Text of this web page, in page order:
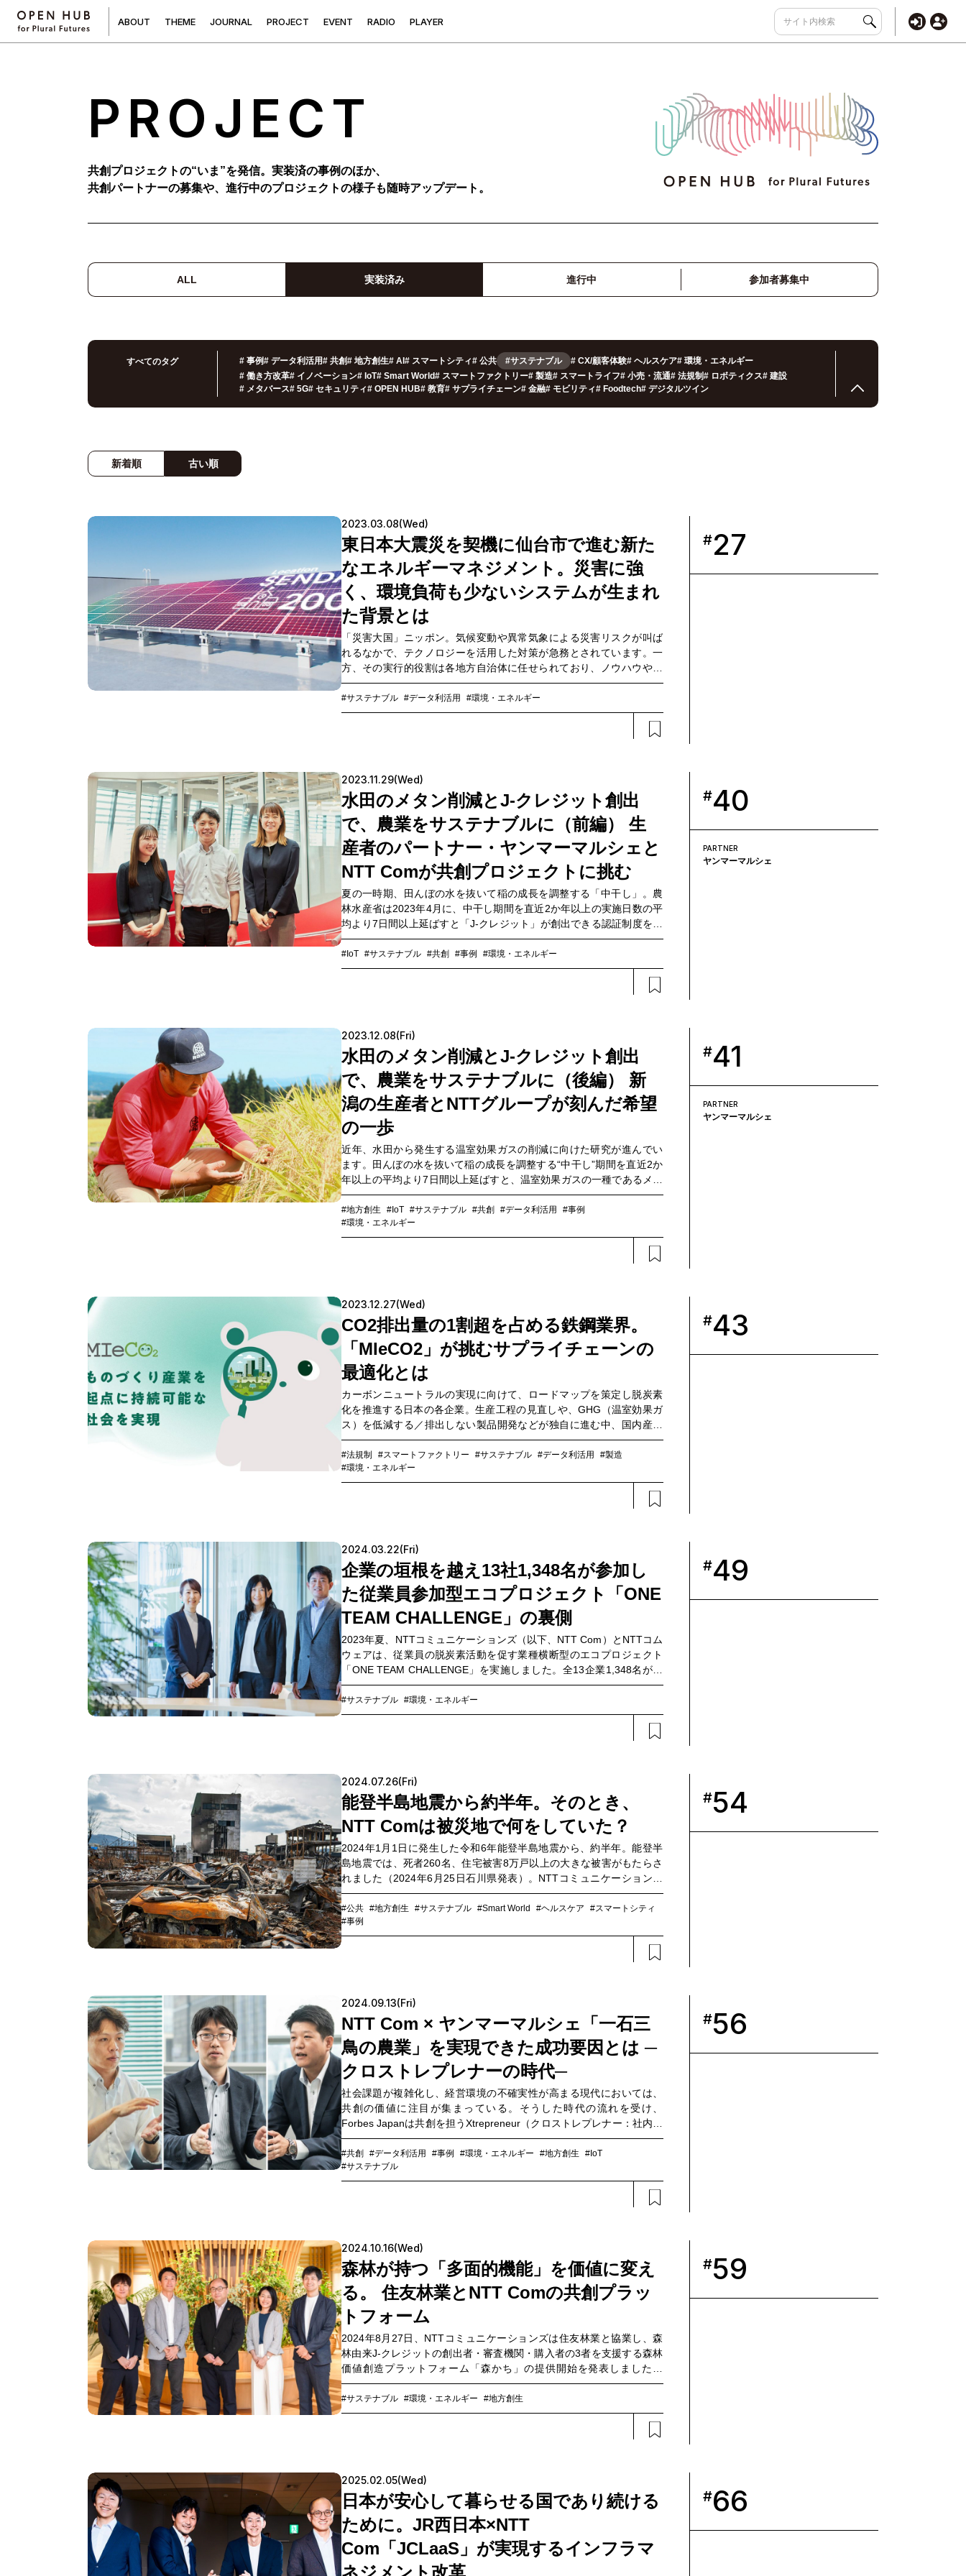
ABOUT THEME JOURNAL PROJECT EVENT RADIO PLAYER
PROJECT
共創プロジェクトの“いま”を発信。実装済の事例のほか、
共創パートナーの募集や、進行中のプロジェクトの様子も随時アップデート。
ALL 実装済み 進行中 参加者募集中
すべてのタグ # 事例# データ利活用# 共創# 地方創生# AI # スマートシティ# 公共 #サステナブル # CX/顧客体験# ヘルスケア# 環境・エネルギー
# 働き方改革# イノベーション# IoT# Smart World# スマートファクトリー# 製造# スマートライフ# 小売・流通# 法規制# ロボティクス# 建設
# メタバース# 5G# セキュリティ# OPEN HUB# 教育# サプライチェーン# 金融# モビリティ# Foodtech# デジタルツイン
新着順 古い順
2023.03.08(Wed)
東日本大震災を契機に仙台市で進む新た
なエネルギーマネジメント。災害に強
く、環境負荷も少ないシステムが生まれ
た背景とは
「災害大国」ニッポン。気候変動や異常気象による災害リスクが叫ば
れるなかで、テクノロジーを活用した対策が急務とされています。一
方、その実行的役割は各地方自治体に任せられており、ノウハウや知
見が蓄積されにくいという難しさもあります。現在、仙台市とNTTド
コモ、東北大学が行っている共同プロジェクトでは、災害対策と経済
性、脱炭素移行を同時に叶える「災害対応型エネルギーマネジメン
#サステナブル #データ利活用 #環境・エネルギー
#27
2023.11.29(Wed)
水田のメタン削減とJ-クレジット創出
で、農業をサステナブルに（前編） 生
産者のパートナー・ヤンマーマルシェと
NTT Comが共創プロジェクトに挑む
夏の一時期、田んぼの水を抜いて稲の成長を調整する「中干し」。農
林水産省は2023年4月に、中干し期間を直近2か年以上の実施日数の平
均より7日間以上延ばすと「J-クレジット」が創出できる認証制度をス
タートしました。「J-クレジット」とは、温室効果ガスの排出を削減、
あるいは吸収につながる取り組みを行った証明書となり、「カーボン
クレジット」として市場での売買も可能になります。中干し期間を7日
期待されています。しかし、7日間の期間延長は簡単ではなく、圃場
可能性があります。さらにはデータの記録や申請手続きなど、実現に
あたりいくつものハードルがあります。そこで注目されるのが、ICTの
提供などで農業をサポートする支援事業者の役割です。前編では、初
年度の取り組みに共同参画したヤンマーマルシェの井口有紗氏と、
NTTコミュニケーションズ（以下、NTT Com）の水島大地、長谷川あ
おいに、このプロジェクトへの思いと共創を通して見えてきた可能性
や今後の展望を聞きました。
#IoT #サステナブル #共創 #事例 #環境・エネルギー
#40
PARTNER
ヤンマーマルシェ
2023.12.08(Fri)
水田のメタン削減とJ-クレジット創出
で、農業をサステナブルに（後編） 新
潟の生産者とNTTグループが刻んだ希望
の一歩
近年、水田から発生する温室効果ガスの削減に向けた研究が進んでい
ます。田んぼの水を抜いて稲の成長を調整する“中干し”期間を直近2か
年以上の平均より7日間以上延ばすと、温室効果ガスの一種であるメタ
ンの排出量を約3割削減できることが確認されています。2023年4月農
林水産省は、中干し期間を延長してメタン排出の削減に寄与すると、
金銭価値に置き換えられる「J-クレジット」が得られる認証制度をスタ
ートしました。後編では、中干し延長の取り組みに挑むパイオニアと
して、新潟県の津南町にて行った取り組みをご紹介。農業法人 麓（ろ
するNTTコミュニケーションズ（以下、NTT Com）の水島大地に、新
米が並ぶ麓の事務所で話を聞きました。
#地方創生 #IoT #サステナブル #共創 #データ利活用
#事例
#環境・エネルギー
#41
PARTNER
ヤンマーマルシェ
2023.12.27(Wed)
CO2排出量の1割超を占める鉄鋼業界。
「MIeCO2」が挑むサプライチェーンの
最適化とは
カーボンニュートラルの実現に向けて、ロードマップを策定し脱炭素
化を推進する日本の各企業。生産工程の見直しや、GHG（温室効果ガ
ス）を低減する／排出しない製品開発などが独自に進む中、国内産業
においてCO2排出量が多いとされている鉄鋼業界でも、新しい取り組
みが始まっています。
#法規制 #スマートファクトリー #サステナブル #データ利活用
#製造
#環境・エネルギー
#43
2024.03.22(Fri)
企業の垣根を越え13社1,348名が参加し
た従業員参加型エコプロジェクト「ONE
TEAM CHALLENGE」の裏側
2023年夏、NTTコミュニケーションズ（以下、NTT Com）とNTTコム
ウェアは、従業員の脱炭素活動を促す業種横断型のエコプロジェクト
「ONE TEAM CHALLENGE」を実施しました。全13企業1,348名が参
加した同プロジェクトでは、「従業員一人ひとりのエコアクションに
よってどれだけCO 2 削減に貢献したかを数値で可視化できるアプリケ
ーション」と、「データを分析して企業ごとに傾向の把握や比較がで
ウェアの佐藤千晴に、プロジェクトの狙いと展望について話を聞きま
した。
#サステナブル #環境・エネルギー
#49
2024.07.26(Fri)
能登半島地震から約半年。そのとき、
NTT Comは被災地で何をしていた？
2024年1月1日に発生した令和6年能登半島地震から、約半年。能登半
島地震では、死者260名、住宅被害8万戸以上の大きな被害がもたらさ
れました（2024年6月25日石川県発表）。NTTコミュニケーションズ
（以下、NTT Com）は地震発生直後から非常態勢に移行し、NTTグル
ープ各社と連携をとりながら、災害対応業務・支援を開始。通信事業
者として、有事のタイミングに何ができるのか。NTT Comの各拠点の
各担当者も自ら考え、行動しました。その中には、避難所へのデジタ
ルサイネージの設置、オンライン再診サービス、低軌道衛星によるイ
べき災害時のBCP（事業継続計画／Business Continuity Planning）に
ついて話を聞きました。
#公共 #地方創生 #サステナブル #Smart World #ヘルスケア
#スマートシティ
#事例
#54
2024.09.13(Fri)
NTT Com × ヤンマーマルシェ「一石三
鳥の農業」を実現できた成功要因とは ─
クロストレプレナーの時代─
社会課題が複雑化し、経営環境の不確実性が高まる現代においては、
共創の価値に注目が集まっている。そうした時代の流れを受け、
Forbes Japanは共創を担うXtrepreneur（クロストレプレナー：社内に
おいて他社とともに変革を起こそうとする者）を表彰するアワード
「Xtrepreneur AWARD」を開催している。2023年度の同アワードGX/
カーボンニュートラル部門では、NTTコミュニケーションズ（以下、
NTT Com）とヤンマーマルシェによるプロジェクト『水稲栽培による
中干し期間の延長によるJ-クレジットの創出』が受賞した。稲作農家の
ジェクトの現在地について両社のXtrepreneurである、ヤンマーマルシ
ェ フードソリューション部 農産部 穀物グループ専任課長の野田修平
（以下、野田）、同部農産グループの相澤孝正（以下、相澤）、
NTT Comビジネスソリューション本部ソリューションサービス部
ICTイノベーション部門の水島大地（以下、水島）に聞いた。
#共創 #データ利活用 #事例 #環境・エネルギー #地方創生
#IoT
#サステナブル
#56
2024.10.16(Wed)
森林が持つ「多面的機能」を価値に変え
る。 住友林業とNTT Comの共創プラッ
トフォーム
2024年8月27日、NTTコミュニケーションズは住友林業と協業し、森
林由来J-クレジットの創出者・審査機関・購入者の3者を支援する森林
価値創造プラットフォーム「森かち」の提供開始を発表しました。
「森かち」はカーボンクレジットの一種である森林由来のJ-クレジット
*1の創出から審査、取引までを包括的に支援するサービスです。クレジ
ットの創出者、審査機関、購入者それぞれに対してGIS（地理情報シス
プラットフォームを生み出したのでしょうか？そして、どのようにプ
ラットフォームを作り出したのでしょうか？ 同プロジェクトに参加し
た、住友林業株式会社の曽根佑太氏と森洋子氏、NTTコミュニケーシ
ョンズの鈴木与一、藤浪俊企、小笠原正人に話を聞きました。
由来J-クレジットとは、間伐などの森林の適切な管理を行うことによる
CO2吸収量をクレジットとして国が認証したものです。*2: NTTCom調
べ
#サステナブル #環境・エネルギー #地方創生
#59
2025.02.05(Wed)
日本が安心して暮らせる国であり続ける
ために。JR西日本×NTT
Com「JCLaaS」が実現するインフラマ
ネジメント改革
#66